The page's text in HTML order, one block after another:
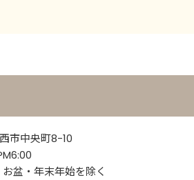
市中央町8-10
盆・年末年始を除く